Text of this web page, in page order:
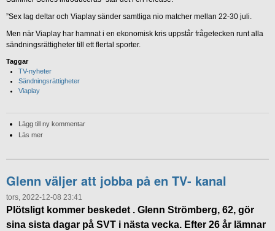
”Sex lag deltar och Viaplay sänder samtliga nio matcher mellan 22-30 juli.
Men när Viaplay har hamnat i en ekonomisk kris uppstår frågetecken runt alla
sändningsrättigheter till ett flertal sporter.
Taggar
TV-nyheter
Sändningsrättigheter
Viaplay
Lägg till ny kommentar
Läs mer
Glenn väljer att jobba på en TV- kanal
tors, 2022-12-08 23:41
Plötsligt kommer beskedet . Glenn Strömberg, 62, gör
sina sista dagar på SVT i nästa vecka. Efter 26 år lämnar